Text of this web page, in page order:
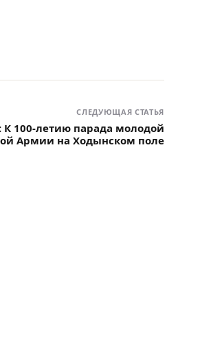
СЛЕДУЮЩАЯ СТАТЬЯ
100-летию парада молодой
Армии на Ходынском поле